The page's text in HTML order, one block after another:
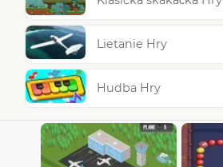
Lietanie Hry
Hudba Hry